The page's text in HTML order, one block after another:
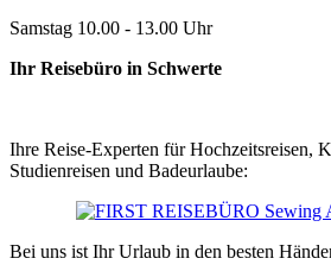
Samstag 10.00 - 13.00 Uhr
Ihr Reisebüro in Schwerte
Ihre Reise-Experten für Hochzeitsreisen,
Studienreisen und Badeurlaube:
Bei uns ist Ihr Urlaub in den besten